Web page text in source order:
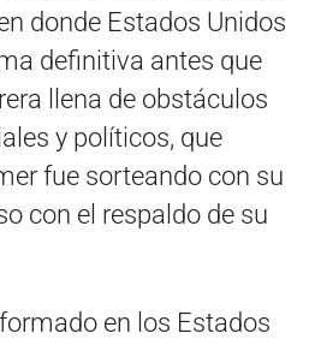
donde Estados Unidos
definitiva antes que
llena de obstáculos
y políticos, que
fue sorteando con su
con el respaldo de su
en los Estados